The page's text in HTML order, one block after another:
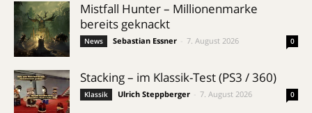
Mistfall Hunter – Millionenmarke
bereits geknackt
News Sebastian Essner 7. August 2026 0
Stacking – im Klassik-Test (PS3 / 360)
Klassik Ulrich Steppberger 7. August 2026 0